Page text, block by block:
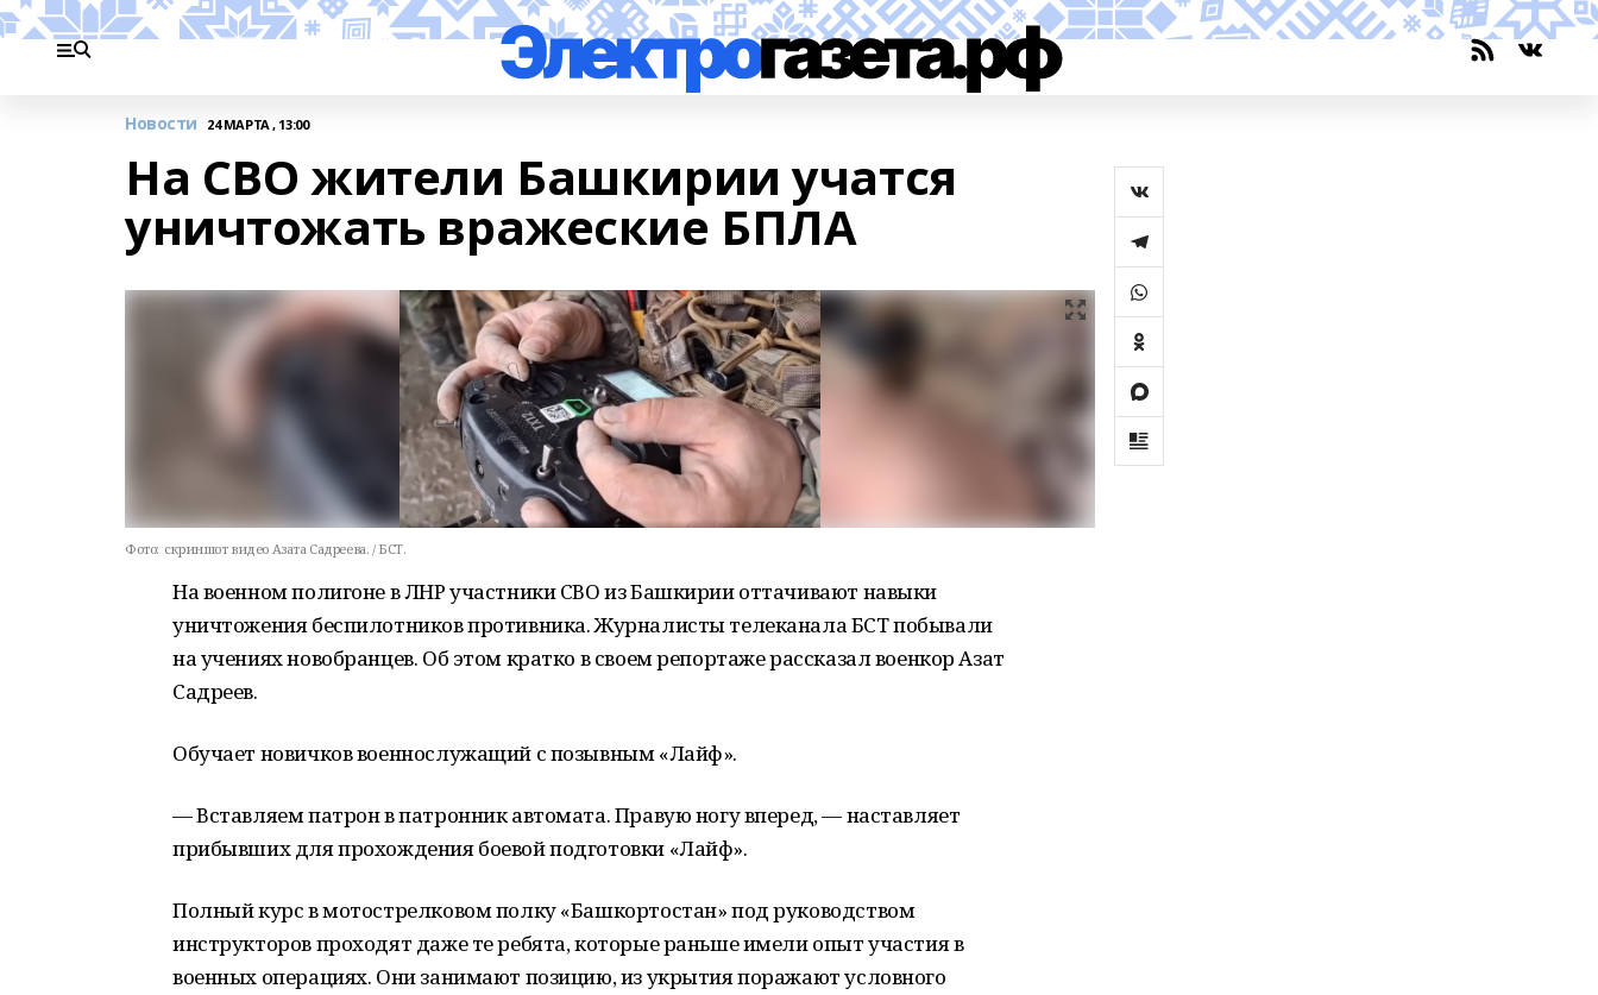
Новости 24 МАРТА , 13:00
На СВО жители Башкирии учатся
уничтожать вражеские БПЛА
Фото: скриншот видео Азата Садреева. / БСТ.
На военном полигоне в ЛНР участники СВО из Башкирии оттачивают навыки
уничтожения беспилотников противника. Журналисты телеканала БСТ побывали
на учениях новобранцев. Об этом кратко в своем репортаже рассказал военкор Азат
Садреев.
Обучает новичков военнослужащий с позывным «Лайф».
— Вставляем патрон в патронник автомата. Правую ногу вперед, — наставляет
прибывших для прохождения боевой подготовки «Лайф».
Полный курс в мотострелковом полку «Башкортостан» под руководством
инструкторов проходят даже те ребята, которые раньше имели опыт участия в
военных операциях. Они занимают позицию, из укрытия поражают условного